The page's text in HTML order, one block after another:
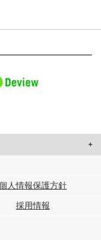
せたコンテンツや広告の
供しています。
収集した他の情報を組み
人情報保護方針
採用情報